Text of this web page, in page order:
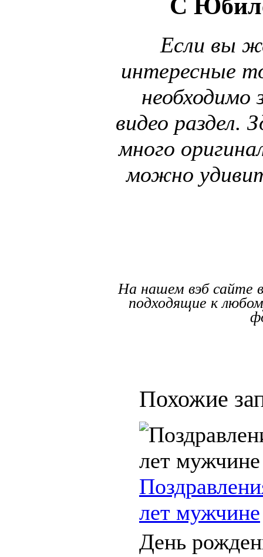
Если вы
интересные
необходимо
видео раздел.
много
можно
На нашем вэб
подходящие к
Похожие
лет мужчине
День